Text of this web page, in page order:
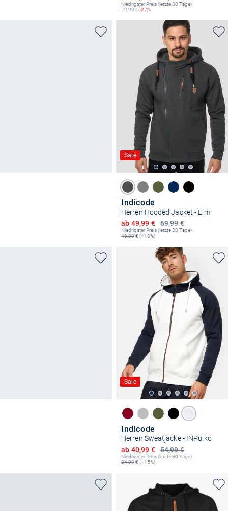
Niedrigster Preis (letzte 30 Tage):
72,99€ -27%
Sale
Indicode
Herren Hooded Jacket - Elm
69,99 €
Ermäßigter Preis
ab 49,99 €
Niedrigster Preis (letzte 30 Tage):
48,99€ (+18%)
Sale
Indicode
Herren Sweatjacke - INPulko
54,99 €
Ermäßigter Preis
ab 40,99 €
Niedrigster Preis (letzte 30 Tage):
34,99€ (+15%)